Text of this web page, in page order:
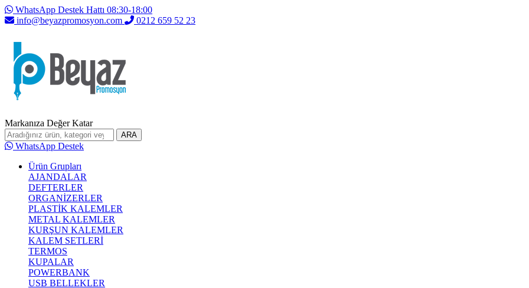
WhatsApp Destek Hattı 08:30-18:00
info@beyazpromosyon.com
0212 659 52 23
Markanıza Değer Katar
ARA
WhatsApp Destek
Ürün Grupları
AJANDALAR
DEFTERLER
ORGANİZERLER
PLASTİK KALEMLER
METAL KALEMLER
KURŞUN KALEMLER
KALEM SETLERİ
TERMOS
KUPALAR
POWERBANK
USB BELLEKLER